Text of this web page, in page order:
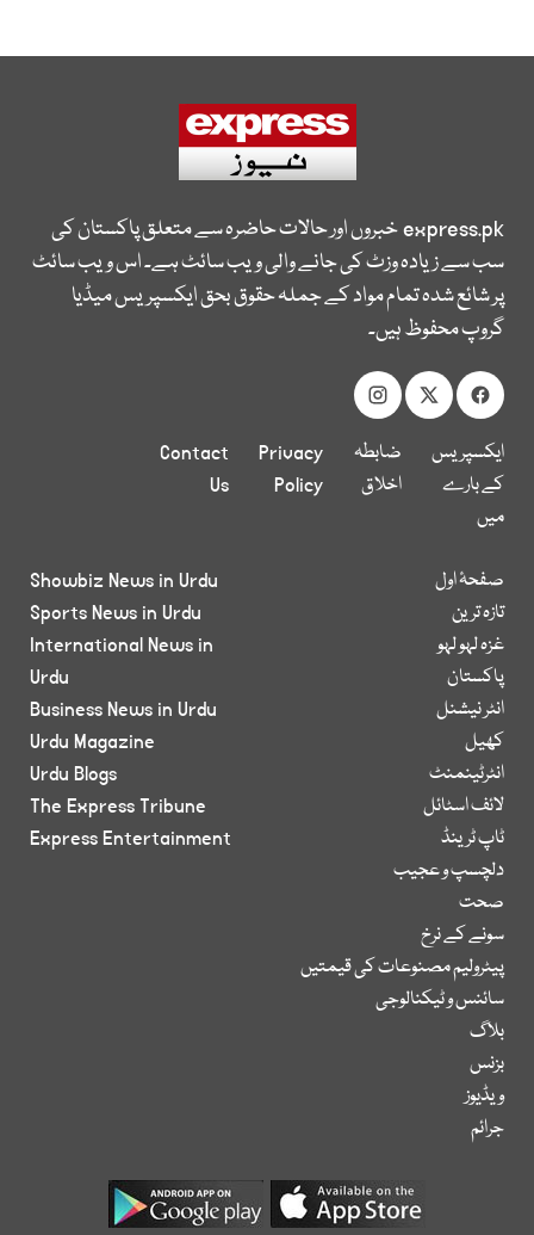
express.pkخبروں اور حالات حاضرہ سے متعلق پاکستان کی
سب سے زیادہ وزٹ کی جانے والی ویب سائٹ ہے۔ اس ویب سائٹ
پر شائع شدہ تمام مواد کے جملہ حقوق بحق ایکسپریس میڈیا
گروپ محفوظ ہیں۔
ایکسپریس
کے بارے
میں
ضابطہ
اخلاق
Privacy
Policy
Contact
Us
صفحۂ اول
تازہ ترین
غزہ لہو لہو
پاکستان
انٹر نیشنل
کھیل
انٹرٹینمنٹ
لائف اسٹائل
ٹاپ ٹرینڈ
دلچسپ و عجیب
صحت
سونے کے نرخ
پیٹرولیم مصنوعات کی قیمتیں
سائنس و ٹیکنالوجی
بلاگ
بزنس
ویڈیوز
جرائم
Showbiz News in Urdu
Sports News in Urdu
International News in
Urdu
Business News in Urdu
Urdu Magazine
Urdu Blogs
The Express Tribune
Express Entertainment